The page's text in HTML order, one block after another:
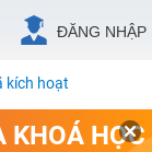
ĐĂNG NHẬP
kích hoạt
KHOÁ HỌC